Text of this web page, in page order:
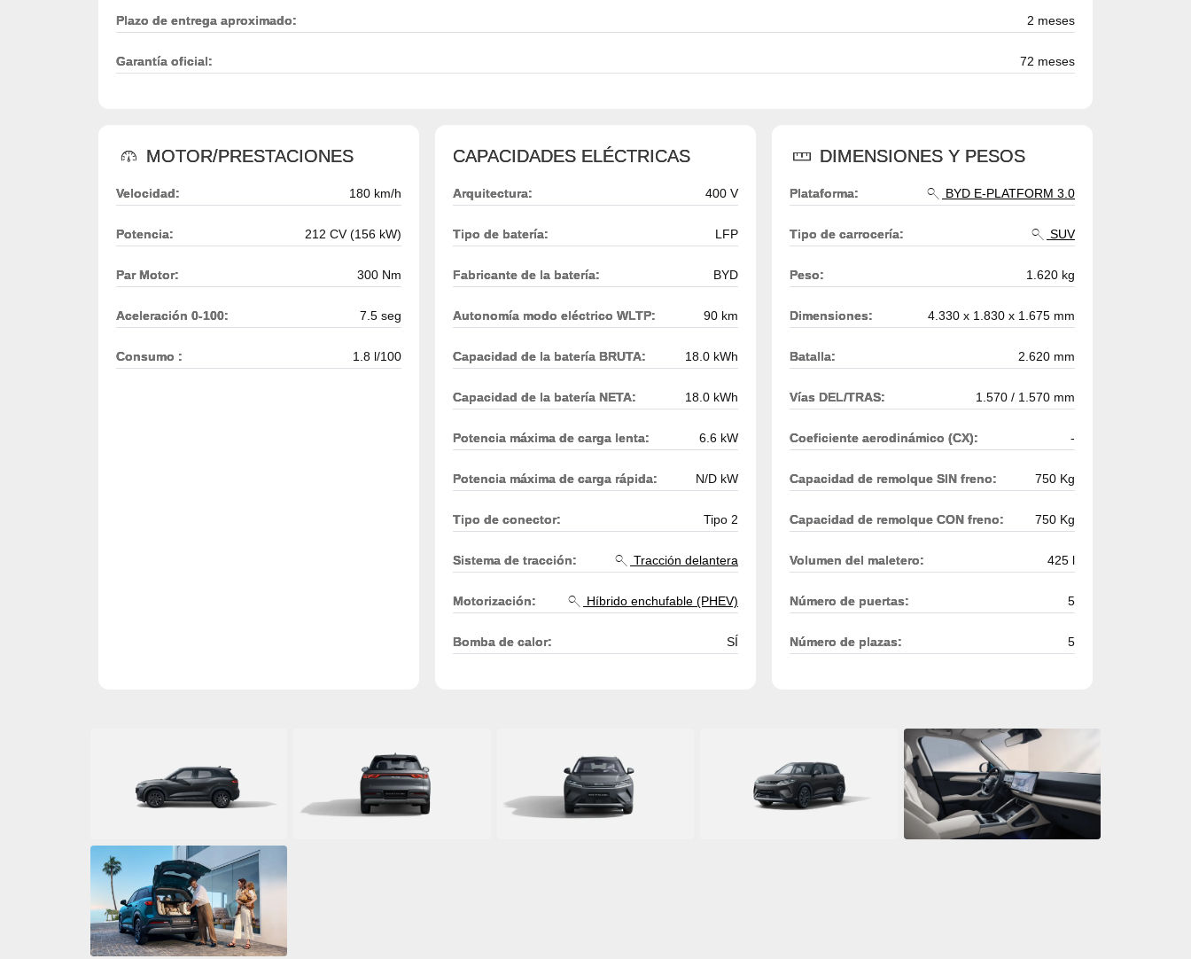
Plazo de entrega aproximado: 2 meses
Garantía oficial: 72 meses
MOTOR/PRESTACIONES
Velocidad: 180 km/h
Potencia: 212 CV (156 kW)
Par Motor: 300 Nm
Aceleración 0-100: 7.5 seg
Consumo : 1.8 l/100
CAPACIDADES ELÉCTRICAS
Arquitectura: 400 V
Tipo de batería: LFP
Fabricante de la batería: BYD
Autonomía modo eléctrico WLTP: 90 km
Capacidad de la batería BRUTA: 18.0 kWh
Capacidad de la batería NETA: 18.0 kWh
Potencia máxima de carga lenta: 6.6 kW
Potencia máxima de carga rápida: N/D kW
Tipo de conector: Tipo 2
Sistema de tracción: Tracción delantera
Motorización: Híbrido enchufable (PHEV)
Bomba de calor: SÍ
DIMENSIONES Y PESOS
Plataforma: BYD E-PLATFORM 3.0
Tipo de carrocería: SUV
Peso: 1.620 kg
Dimensiones: 4.330 x 1.830 x 1.675 mm
Batalla: 2.620 mm
Vías DEL/TRAS: 1.570 / 1.570 mm
Coeficiente aerodinámico (CX): -
Capacidad de remolque SIN freno: 750 Kg
Capacidad de remolque CON freno: 750 Kg
Volumen del maletero: 425 l
Número de puertas: 5
Número de plazas: 5